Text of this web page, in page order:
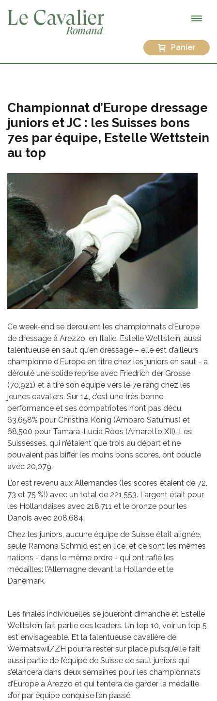
Panier
Championnat d’Europe dressage
juniors et JC : les Suisses bons
7es par équipe, Estelle Wettstein
au top
Ce week-end se déroulent les championnats d’Europe
de dressage à Arezzo, en Italie. Estelle Wettstein, aussi
talentueuse en saut qu’en dressage – elle est d’ailleurs
championne d’Europe en titre chez les juniors en saut - a
déroulé une solide reprise avec Friedrich der Grosse
(70,921) et a tiré son équipe vers le 7e rang chez les
jeunes cavaliers. Sur 14, c’est une très bonne
performance et ses compatriotes n’ont pas décu.
63,658% pour Christina König (Ambaro Saturnus) et
68,500 pour Tamara-Lucia Roos (Amaretto XII). Les
Suissesses, qui n’étaient que trois au départ et ne
pouvaient pas biffer les moins bons scores, ont bouclé
avec 20,079.
L’or est revenu aux Allemandes (les scores étaient de 72,
73 et 75 %!) avec un total de 221,553. L’argent était pour
les Hollandaises avec 218,711 et le bronze pour les
Danois avec 208,684.
Chez les juniors, aucune équipe de Suisse était alignée,
seule Ramona Schmid est en lice, et ce sont les mêmes
nations - dans le même ordre - qui ont raflé les
médailles: l’Allemagne devant la Hollande et le
Danemark.
Les finales individuelles se joueront dimanche et Estelle
Wettstein fait partie des leaders. Un top 10, voir un top 5
est envisageable. Et la talentueuse cavalière de
Wermatswil/ZH pourra rester sur place puisqu’elle fait
aussi partie de l’équipe de Suisse de saut juniors qui
s’élancera dans deux semaines pour les championnats
d’Europe à Arezzo et qui tentera de garder la médaille
d’or par équipe conquise l’an passé.